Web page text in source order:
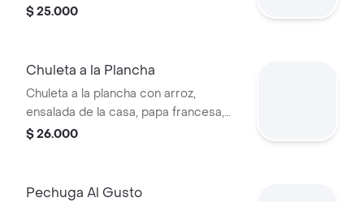
yuca.
$ 25.000
Chuleta a la Plancha
Chuleta a la plancha con arroz,
ensalada de la casa, papa francesa,
yuca y patacón.
$ 26.000
Pechuga Al Gusto